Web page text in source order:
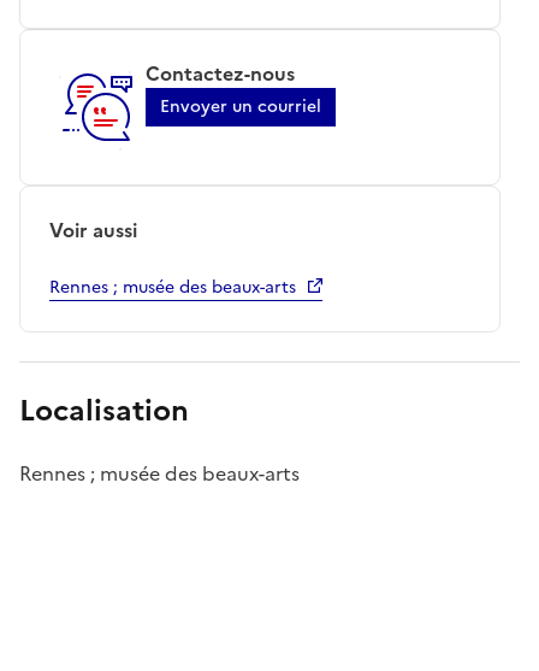
Contactez-nous
Envoyer un courriel
Voir aussi
Rennes ; musée des beaux-arts
Localisation
Rennes ; musée des beaux-arts